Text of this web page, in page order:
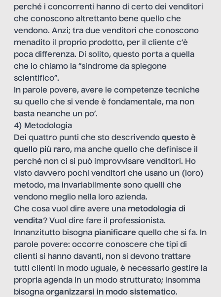
perché i concorrenti hanno di certo dei venditori
che conoscono altrettanto bene quello che
vendono. Anzi; tra due venditori che conoscono
menadito il proprio prodotto, per il cliente c’è
poca differenza. Di solito, questo porta a quella
che io chiamo la “sindrome da spiegone
scientifico”.
In parole povere, avere le competenze tecniche
su quello che si vende è fondamentale, ma non
basta neanche un po’.
4) Metodologia
Dei quattro punti che sto descrivendo questo è
quello più raro, ma anche quello che definisce il
perché non ci si può improvvisare venditori. Ho
visto davvero pochi venditori che usano un (loro)
metodo, ma invariabilmente sono quelli che
vendono meglio nella loro azienda.
Che cosa vuol dire avere una metodologia di
vendita? Vuol dire fare il professionista.
Innanzitutto bisogna pianificare quello che si fa. In
parole povere: occorre conoscere che tipi di
clienti si hanno davanti, non si devono trattare
tutti clienti in modo uguale, è necessario gestire la
propria agenda in un modo strutturato; insomma
bisogna organizzarsi in modo sistematico.